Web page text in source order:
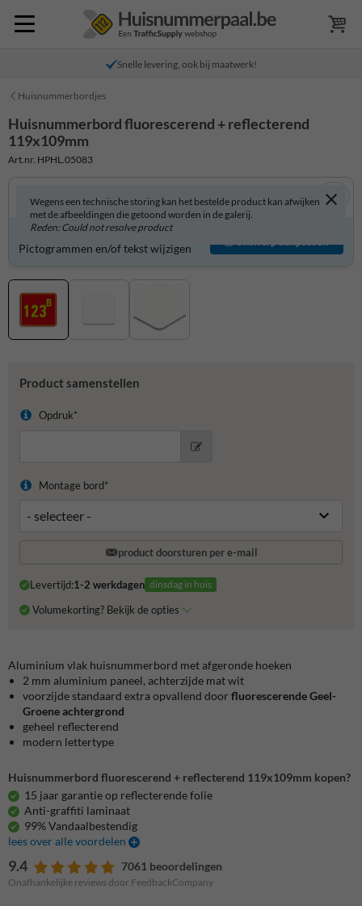
Snelle levering, ook bij maatwerk!
Huisnummerbordjes
Huisnummerbord fluorescerend + reflecterend
119x109mm
Art.nr. HPHL.05083
Wegens een technische storing kan het bestelde product kan afwijken
met de afbeeldingen die getoond worden in de galerij.
Reden: Could not resolve product
Huisnummerbord zelf aanpassen?
Pictogrammen en/of tekst wijzigen
Ontwerp aanpassen
Product samenstellen
Opdruk*
Montage bord*
product doorsturen per e-mail
Levertijd:1-2 werkdagen dinsdag in huis
Volumekorting? Bekijk de opties
Aluminium vlak huisnummerbord met afgeronde hoeken
2 mm aluminium paneel, achterzijde mat wit
voorzijde standaard extra opvallend door fluorescerende Geel-
Groene achtergrond
geheel reflecterend
modern lettertype
Huisnummerbord fluorescerend + reflecterend 119x109mm kopen?
15 jaar garantie op reflecterende folie
Anti-graffiti laminaat
99% Vandaalbestendig
lees over alle voordelen
9.4 7061 beoordelingen
Onafhankelijke reviews door FeedbackCompany